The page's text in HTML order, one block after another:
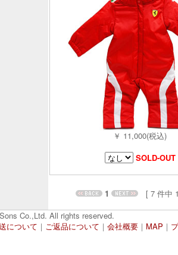
￥ 11,000(税込)
SOLD-OUT
1
[ 7 件中
Co.,Ltd. All rights reserved.
について ｜ ご返品について ｜ 会社概要 ｜ MAP ｜